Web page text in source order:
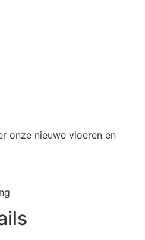
onze nieuwe vloeren en